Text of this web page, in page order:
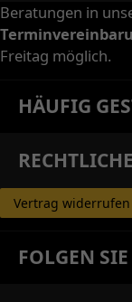
Beratungen in
Freitag möglich.
HÄUFIG
Vertrag widerrufen
FOLGEN